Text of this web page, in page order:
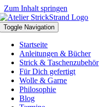
Zum Inhalt springen
Toggle Navigation
Startseite
Anleitungen & Bücher
Strick & Taschenzubehör
Für Dich gefertigt
Wolle & Garne
Philosophie
Blog